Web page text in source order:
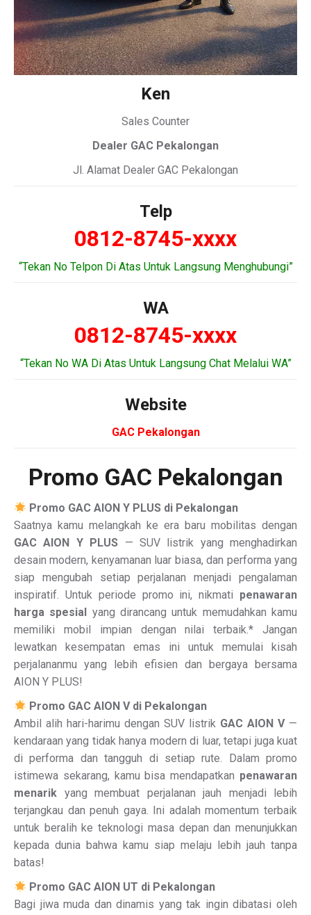
Ken
Sales Counter
Dealer GAC Pekalongan
Jl. Alamat Dealer GAC Pekalongan
Telp
0812-8745-xxxx
“Tekan No Telpon Di Atas Untuk Langsung Menghubungi”
WA
0812-8745-xxxx
“Tekan No WA Di Atas Untuk Langsung Chat Melalui WA”
Website
GAC Pekalongan
Promo GAC Pekalongan
Promo GAC AION Y PLUS di Pekalongan
Saatnya kamu melangkah ke era baru mobilitas dengan
GAC AION Y PLUS — SUV listrik yang menghadirkan
desain modern, kenyamanan luar biasa, dan performa yang
siap mengubah setiap perjalanan menjadi pengalaman
inspiratif. Untuk periode promo ini, nikmati penawaran
harga spesial
yang dirancang untuk memudahkan kamu
memiliki mobil impian dengan nilai terbaik.* Jangan
lewatkan kesempatan emas ini untuk memulai kisah
perjalananmu yang lebih efisien dan bergaya bersama
AION Y PLUS!
Promo GAC AION V di Pekalongan
Ambil alih hari-harimu dengan SUV listrik GAC AION V—
kendaraan yang tidak hanya modern di luar, tetapi juga kuat
di performa dan tangguh di setiap rute. Dalam promo
istimewa sekarang, kamu bisa mendapatkan penawaran
menarik yang membuat perjalanan jauh menjadi lebih
terjangkau dan penuh gaya. Ini adalah momentum terbaik
untuk beralih ke teknologi masa depan dan menunjukkan
kepada dunia bahwa kamu siap melaju lebih jauh tanpa
batas!
Promo GAC AION UT di Pekalongan
Bagi jiwa muda dan dinamis yang tak ingin dibatasi oleh